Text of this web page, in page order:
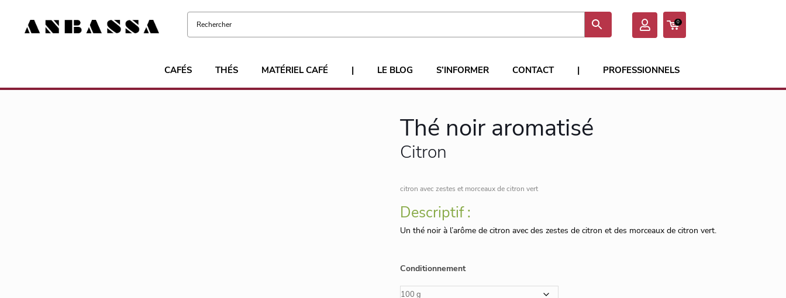
CAFÉS THÉS MATÉRIEL CAFÉ | LE BLOG S’INFORMER CONTACT | PROFESSIONNELS
0
Thé noir aromatisé
Citron
citron avec zestes et morceaux de citron vert
Descriptif :
Un thé noir à l’arôme de citron avec des zestes de citron et des morceaux de citron vert.
Conditionnement